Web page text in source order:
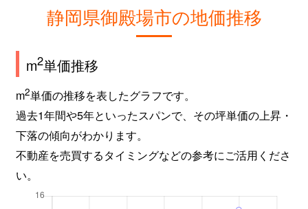
静岡県御殿場市の地価推移
m2単価推移
m2単価の推移を表したグラフです。
過去1年間や5年といったスパンで、その坪単価の上昇・
下落の傾向がわかります。
不動産を売買するタイミングなどの参考にご活用くださ
い。